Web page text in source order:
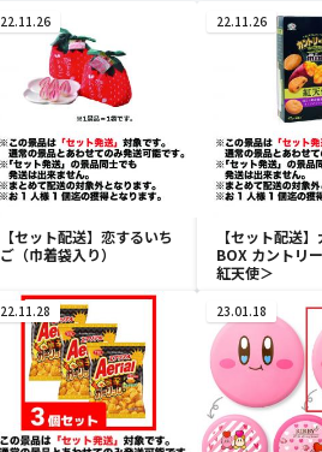
22.11.26
【セット配送】恋するいち
ご（巾着袋入り）
22.11.26
【セット配送
BOX カントリ
紅天使＞
22.11.28 23.01.18